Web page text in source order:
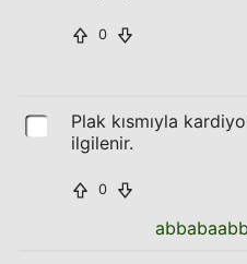
0
Plak kısmıyla
ilgilenir.
0